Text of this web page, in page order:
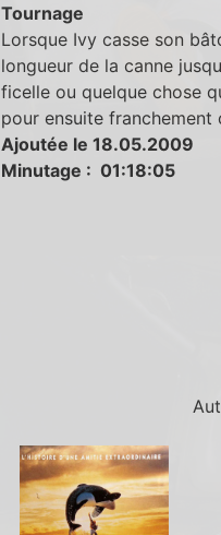
Tournage
Lorsque Ivy casse son
longueur de la canne
ficelle ou quelque chose
pour ensuite franchement
Ajoutée le 18.05.2009
Minutage : 01:18:05